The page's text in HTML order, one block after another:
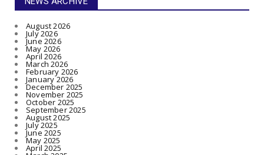
August 2026
July 2026
June 2026
May 2026
April 2026
March 2026
February 2026
January 2026
December 2025
November 2025
October 2025
September 2025
August 2025
July 2025
June 2025
May 2025
April 2025